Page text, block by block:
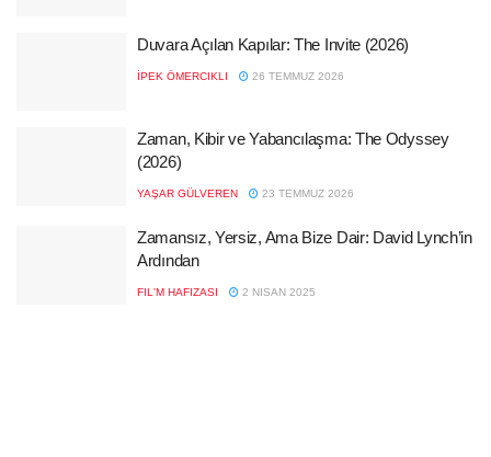
Duvara Açılan Kapılar: The Invite (2026)
İPEK ÖMERCIKLI 26 TEMMUZ 2026
Zaman, Kibir ve Yabancılaşma: The Odyssey
(2026)
YAŞAR GÜLVEREN 23 TEMMUZ 2026
Zamansız, Yersiz, Ama Bize Dair: David Lynch’in
Ardından
FIL'M HAFIZASI 2 NISAN 2025